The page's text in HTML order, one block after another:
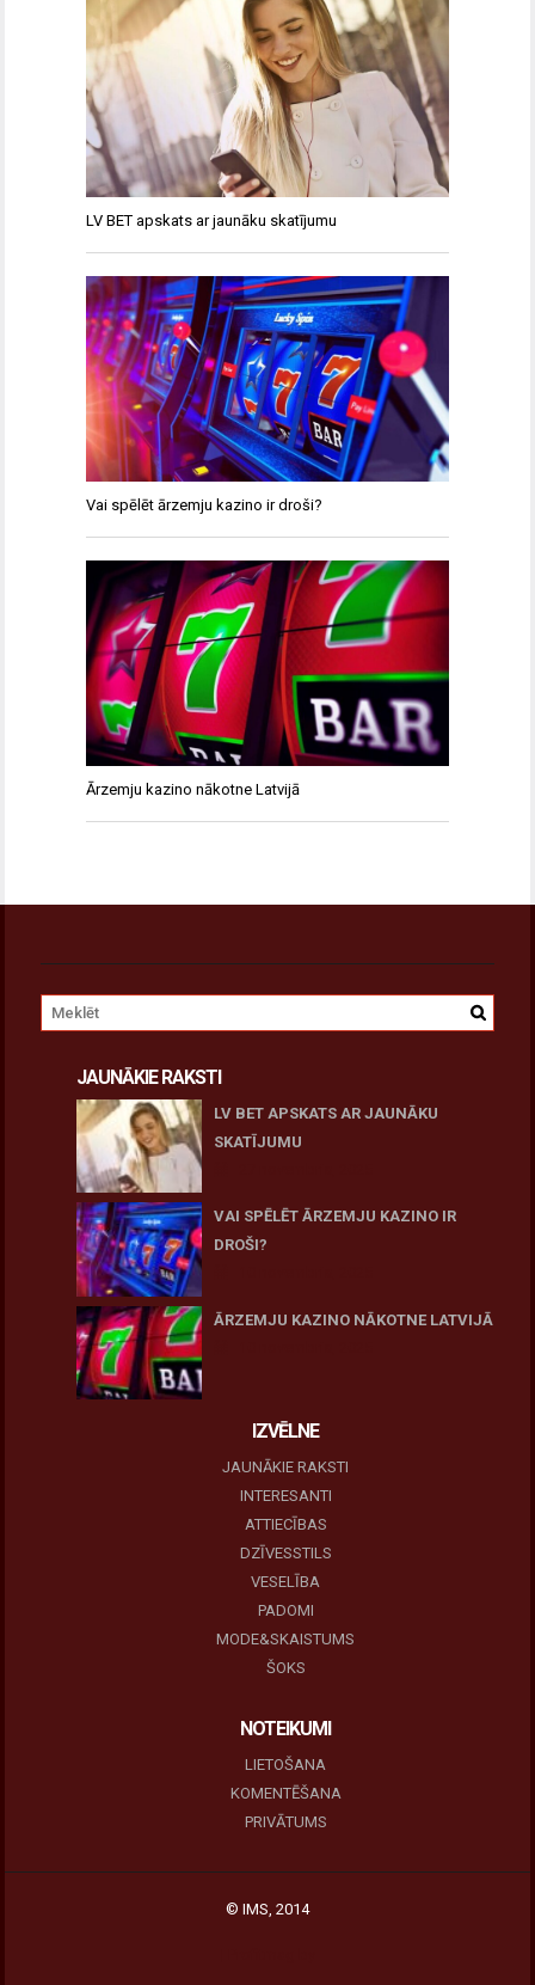
LV BET apskats ar jaunāku skatījumu
Vai spēlēt ārzemju kazino ir droši?
Ārzemju kazino nākotne Latvijā
JAUNĀKIE RAKSTI
LV BET APSKATS AR JAUNĀKU
SKATĪJUMU
VAI SPĒLĒT ĀRZEMJU KAZINO IR
DROŠI?
ĀRZEMJU KAZINO NĀKOTNE LATVIJĀ
IZVĒLNE
JAUNĀKIE RAKSTI
INTERESANTI
ATTIECĪBAS
DZĪVESSTILS
VESELĪBA
PADOMI
MODE&SKAISTUMS
ŠOKS
NOTEIKUMI
LIETOŠANA
KOMENTĒŠANA
PRIVĀTUMS
© IMS, 2014